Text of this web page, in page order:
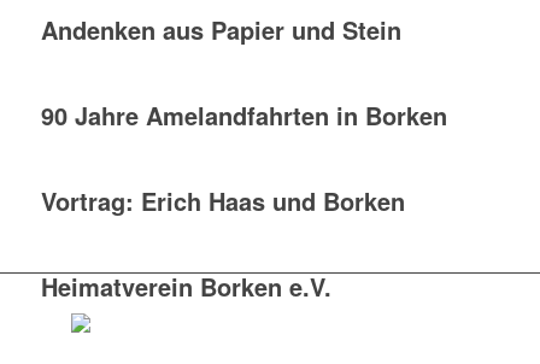
Andenken aus Papier und Stein
90 Jahre Amelandfahrten in Borken
Vortrag: Erich Haas und Borken
Heimatverein Borken e.V.